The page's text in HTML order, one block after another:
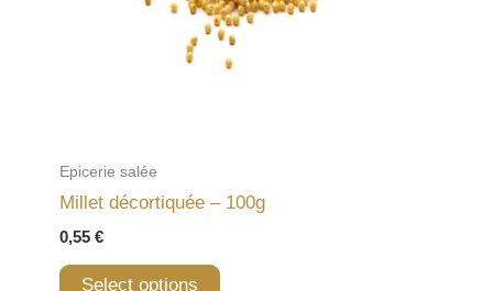
Epicerie salée
Millet décortiquée – 100g
0,55 €
Select options